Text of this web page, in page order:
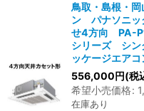
鳥取・島根・
ン パナソニ
せ4方向 PA-
シリーズ シ
ッケージエアコ
556,000円(税
希望小売価格:
在庫あり